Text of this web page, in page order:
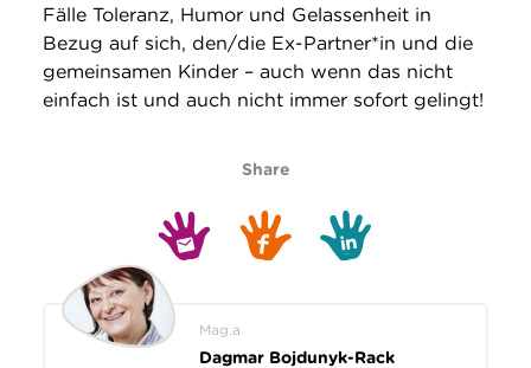
Fälle Toleranz, Humor und Gelassenheit in
Bezug auf sich, den/die Ex-Partner*in und die
gemeinsamen Kinder – auch wenn das nicht
einfach ist und auch nicht immer sofort gelingt!
Share
Mag.a
Dagmar Bojdunyk-Rack